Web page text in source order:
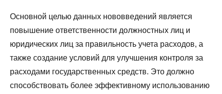
Основной целью данных нововведений является
повышение ответственности должностных лиц и
юридических лиц за правильность учета расходов, а
также создание условий для улучшения контроля за
расходами государственных средств. Это должно
способствовать более эффективному использованию